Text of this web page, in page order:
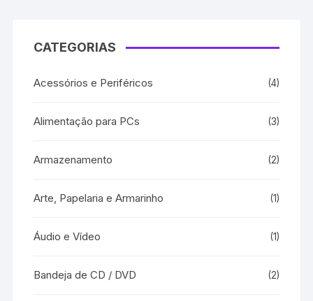
CATEGORIAS
Acessórios e Periféricos (4)
Alimentação para PCs (3)
Armazenamento (2)
Arte, Papelaria e Armarinho (1)
Áudio e Vídeo (1)
Bandeja de CD / DVD (2)